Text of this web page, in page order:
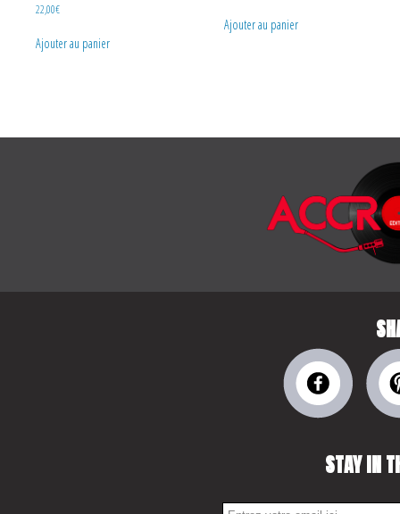
22,00€
Ajouter au panier
Ajouter au panier
STAY IN